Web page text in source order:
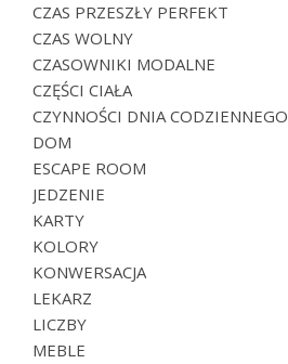
CZAS PRZESZŁY PERFEKT
CZAS WOLNY
CZASOWNIKI MODALNE
CZĘŚCI CIAŁA
CZYNNOŚCI DNIA CODZIENNEGO
DOM
ESCAPE ROOM
JEDZENIE
KARTY
KOLORY
KONWERSACJA
LEKARZ
LICZBY
MEBLE